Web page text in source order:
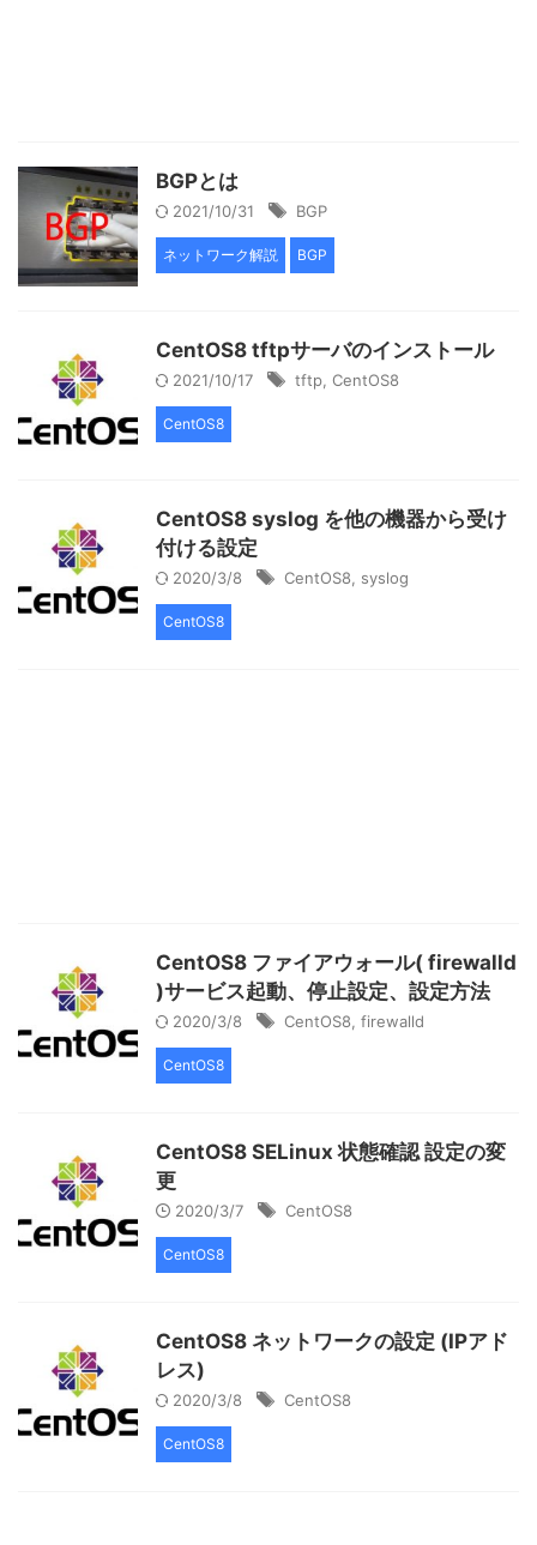
BGPとは
2021/10/31 BGP
ネットワーク解説 BGP
CentOS8 tftpサーバのインストール
2021/10/17 tftp CentOS8
CentOS8
CentOS8 syslog を他の機器から受け
付ける設定
2020/3/8 CentOS8 syslog
CentOS8
CentOS8 ファイアウォール( firewalld
)サービス起動、停止設定、設定方法
2020/3/8 CentOS8 firewalld
CentOS8
CentOS8 SELinux 状態確認 設定の変
更
2020/3/7 CentOS8
CentOS8
CentOS8 ネットワークの設定 (IPアド
レス)
2020/3/8 CentOS8
CentOS8